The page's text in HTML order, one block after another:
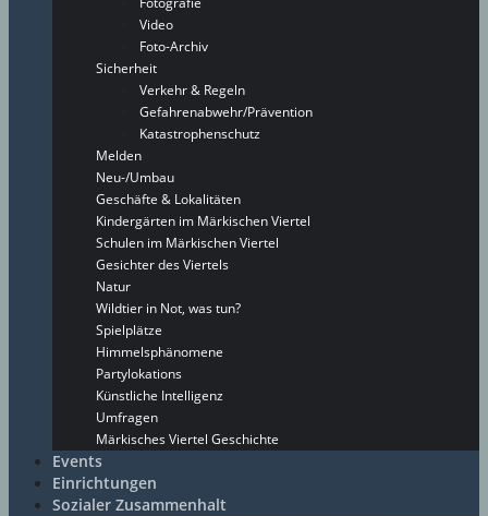
Video
Foto-Archiv
Sicherheit
Verkehr & Regeln
Gefahrenabwehr/Prävention
Katastrophenschutz
Melden
Neu-/Umbau
Geschäfte & Lokalitäten
Kindergärten im Märkischen Viertel
Schulen im Märkischen Viertel
Gesichter des Viertels
Natur
Wildtier in Not, was tun?
Spielplätze
Himmelsphänomene
Partylokations
Künstliche Intelligenz
Umfragen
Märkisches Viertel Geschichte
Events
Einrichtungen
Sozialer Zusammenhalt